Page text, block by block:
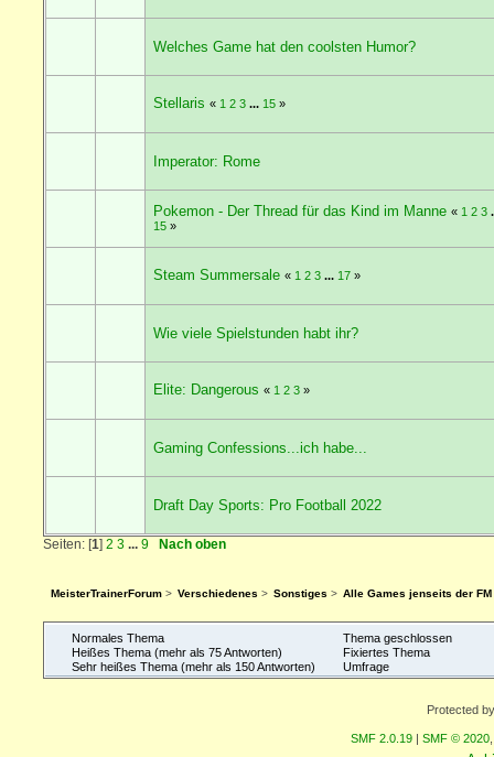
Welches Game hat den coolsten Humor?
Stellaris « 1 2 3 ... 15»
Imperator: Rome
Pokemon - Der Thread für das Kind im Manne « 1 2 3
15»
Steam Summersale « 1 2 3 ... 17»
Wie viele Spielstunden habt ihr?
Elite: Dangerous « 1 2 3»
Gaming Confessions...ich habe...
Draft Day Sports: Pro Football 2022
Seiten: [1]2 3 ...9 Nach oben
MeisterTrainerForum> Verschiedenes > Sonstiges > Alle Games jenseits der
Normales Thema
Heißes Thema (mehr als 75 Antworten)
Sehr heißes Thema (mehr als 150 Antworten)
Thema geschlossen
Fixiertes Thema
Umfrage
Protected
SMF 2.0.19 SMF © 2020